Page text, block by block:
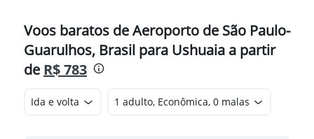
Voos baratos de Aeroporto de São Paulo-
Guarulhos, Brasil para Ushuaia a partir
de R$ 783
Ida e volta 1 adulto, Econômica, 0 malas